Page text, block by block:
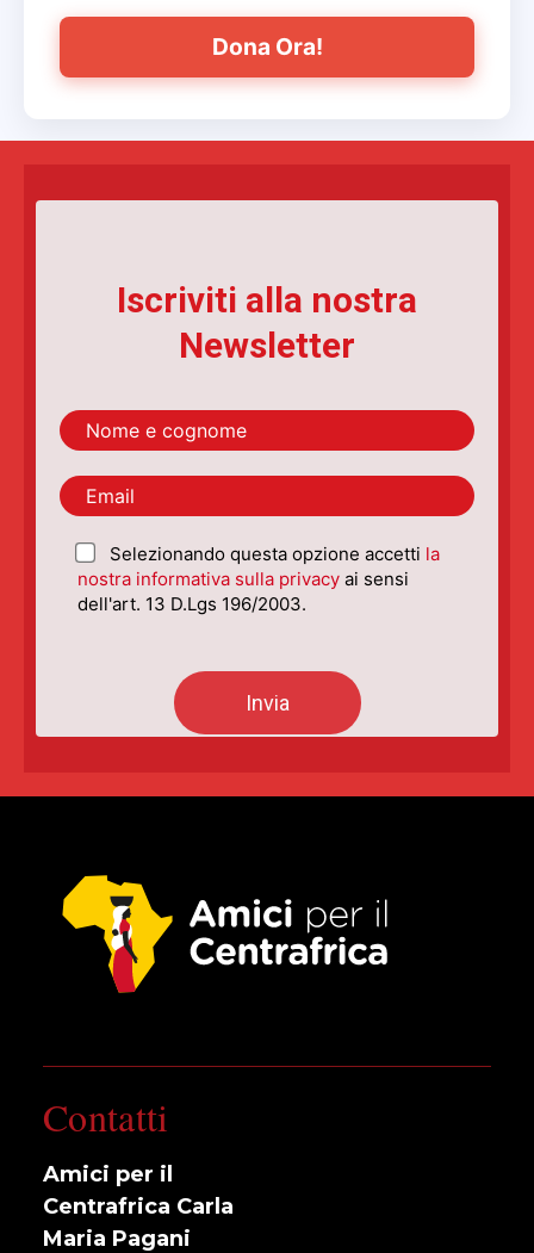
Dona Ora!
Iscriviti alla nostra
Newsletter
Selezionando questa opzione accetti la
nostra informativa sulla privacy ai sensi
dell'art. 13 D.Lgs 196/2003.
Contatti
Amici per il
Centrafrica Carla
Maria Pagani